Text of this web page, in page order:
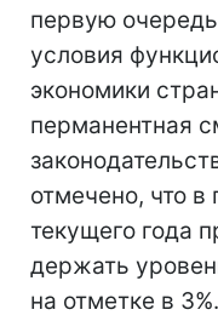
первую
условия
экономики
перманентная
отмечено, что
текущего года
держать
на отметке в